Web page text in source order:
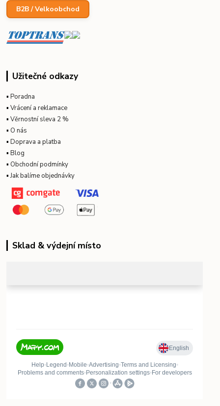
B2B / Velkoobchod
Užitečné odkazy
▪Poradna
▪Vrácení a reklamace
▪Věrnostní sleva 2 %
▪ O nás
▪Doprava a platba
▪Blog
▪ Obchodní podmínky
▪Jak balíme objednávky
Sklad & výdejní místo